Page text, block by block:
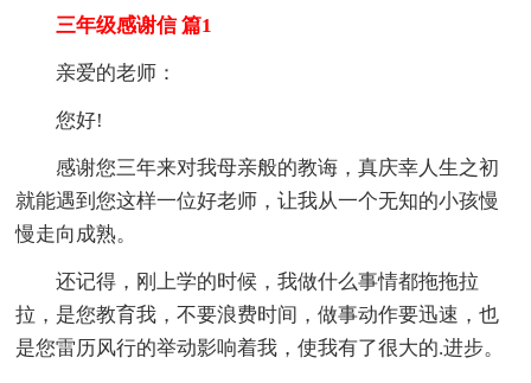
三年级感谢信 篇1
亲爱的老师：
您好!
感谢您三年来对我母亲般的教诲，真庆幸人生之初
就能遇到您这样一位好老师，让我从一个无知的小孩慢
慢走向成熟。
还记得，刚上学的时候，我做什么事情都拖拖拉
拉，是您教育我，不要浪费时间，做事动作要迅速，也
是您雷历风行的举动影响着我，使我有了很大的.进步。